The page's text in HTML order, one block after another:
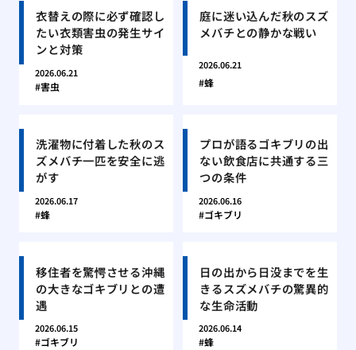
衣替えの際に必ず確認し
たい衣類害虫の発生サイ
ンと対策
2026.06.21
害虫
庭に迷い込んだ秋のスズ
メバチとの静かな戦い
2026.06.21
蜂
洗濯物に付着した秋のス
ズメバチ一匹を安全に逃
がす
2026.06.17
蜂
プロが語るゴキブリの出
ない飲食店に共通する三
つの条件
2026.06.16
ゴキブリ
移住者を驚愕させる沖縄
の大きなゴキブリとの遭
遇
2026.06.15
ゴキブリ
日の出から日没までを生
きるスズメバチの驚異的
な生命活動
2026.06.14
蜂